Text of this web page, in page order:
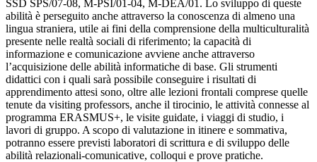
SSD SPS/07-08, M-PSI/01-04, M-DEA/01. Lo sviluppo di queste
abilità è perseguito anche attraverso la conoscenza di almeno una
lingua straniera, utile ai fini della comprensione della multiculturalità
presente nelle realtà sociali di riferimento; la capacità di
informazione e comunicazione avviene anche attraverso
l’acquisizione delle abilità informatiche di base. Gli strumenti
didattici con i quali sarà possibile conseguire i risultati di
apprendimento attesi sono, oltre alle lezioni frontali comprese quelle
tenute da visiting professors, anche il tirocinio, le attività connesse al
programma ERASMUS+, le visite guidate, i viaggi di studio, i
lavori di gruppo. A scopo di valutazione in itinere e sommativa,
potranno essere previsti laboratori di scrittura e di sviluppo delle
abilità relazionali-comunicative, colloqui e prove pratiche.